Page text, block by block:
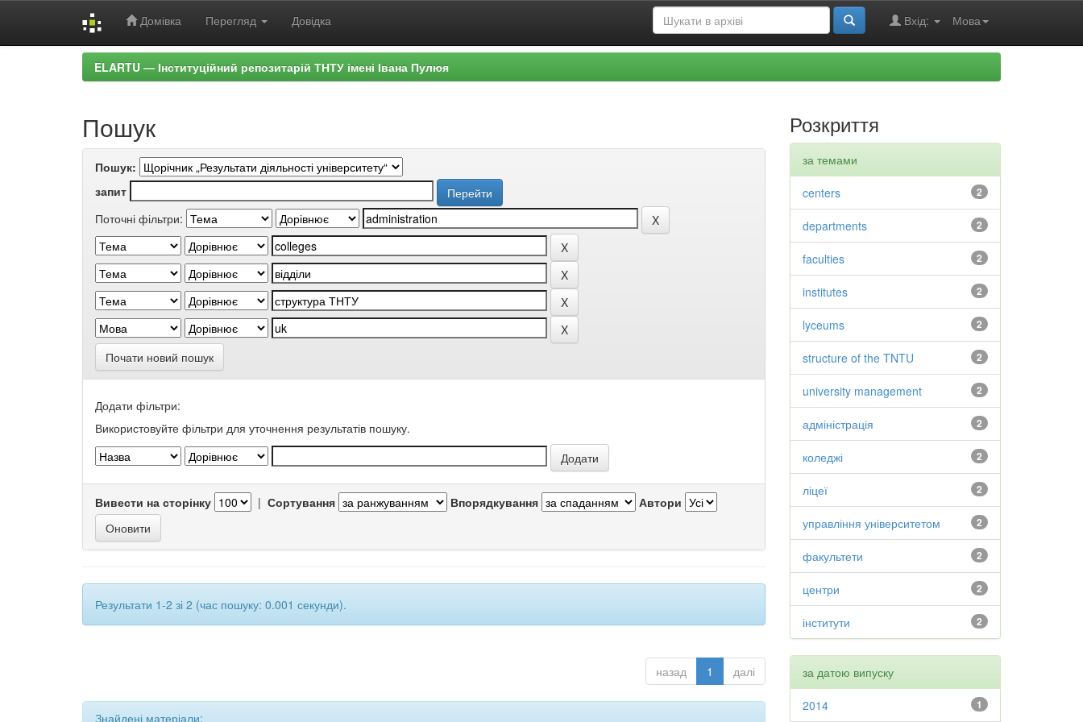
Домівка Перегляд Довідка Мова
Вхід:
ELARTU — Інституційний репозитарій ТНТУ імені Івана Пулюя
Пошук
Пошук:
запит
Поточні фільтри:
Почати новий пошук
Додати фільтри:
Використовуйте фільтри для уточнення результатів пошуку.
Вивести на сторінку | Сортування Впорядкування Автори
Результати 1-2 зі 2 (час пошуку: 0.001 секунди).
назад 1 далі
Знайдені матеріали:
Розкриття
за темами
2
centers
2
departments
2
faculties
2
institutes
2
lyceums
2
structure of the TNTU
2
university management
2
адміністрація
2
коледжі
2
ліцеї
2
управління університетом
2
факультети
2
центри
2
інститути
за датою випуску
1
2014